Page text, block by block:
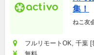
集！
ねこ友
フルリモートOK, 千葉 [